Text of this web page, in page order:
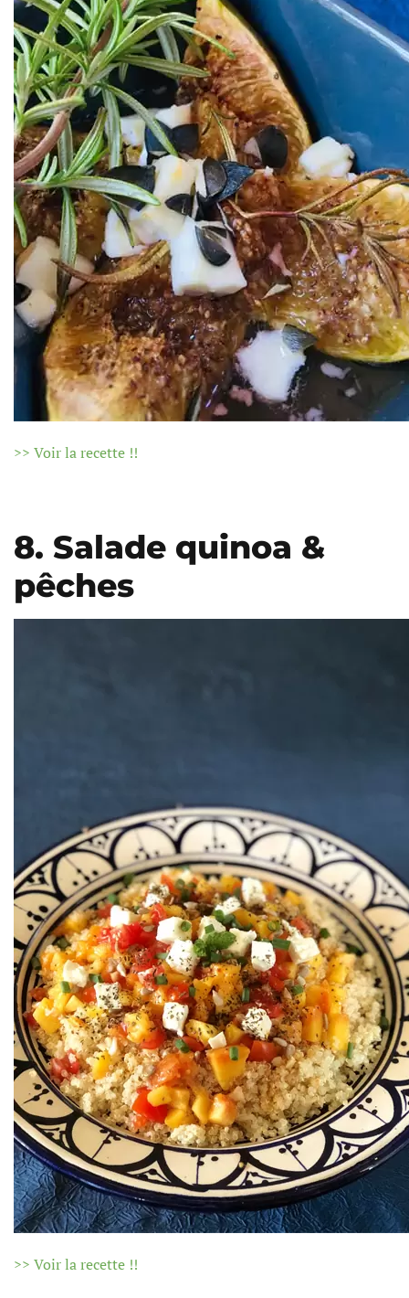
>> Voir la recette !!
8. Salade quinoa &
pêches
>> Voir la recette !!